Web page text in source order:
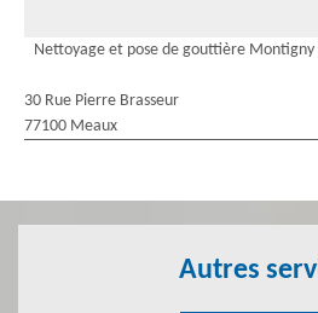
Nettoyage et pose de gouttière Montigny
30 Rue Pierre Brasseur
77100 Meaux
Autres